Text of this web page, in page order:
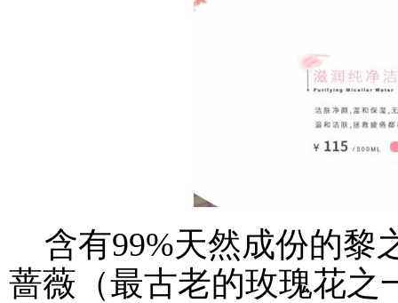
含有99%天然成份的黎
蔷薇（最古老的玫瑰花之